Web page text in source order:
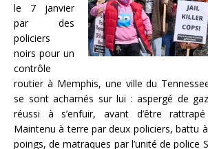
le 7 janvier
par des
policiers
noirs pour un
contrôle
routier à Memphis, une ville du
se sont acharnés sur lui : aspergé de
réussi à s’enfuir, avant d’être
Maintenu à terre par deux policiers, battu
poings, de matraques par l’unité de police